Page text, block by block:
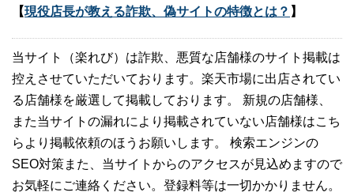
【現役店長が教える詐欺、偽サイトの特徴とは？ 】
当サイト（楽れび）は詐欺、悪質な店舗様のサイト掲載は
控えさせていただいております。楽天市場に出店されてい
る店舗様を厳選して掲載しております。 新規の店舗様、
また当サイトの漏れにより掲載されていない店舗様はこち
らより掲載依頼のほうお願いします。 検索エンジンの
SEO対策また、当サイトからのアクセスが見込めますので
お気軽にご連絡ください。登録料等は一切かかりません。